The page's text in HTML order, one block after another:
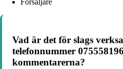
Försäljare
Vad är det för slags
telefonnummer
kommentarerna?